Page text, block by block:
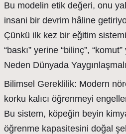
Bu modelin etik değeri, onu
insani bir devrim hâline
Çünkü ilk kez bir eğitim
“baskı” yerine “bilinç”,
Neden Dünyada
Bilimsel Gereklilik: Modern
korku kalıcı öğrenmeyi
Bu sistem, köpeğin beyin
öğrenme kapasitesini doğal